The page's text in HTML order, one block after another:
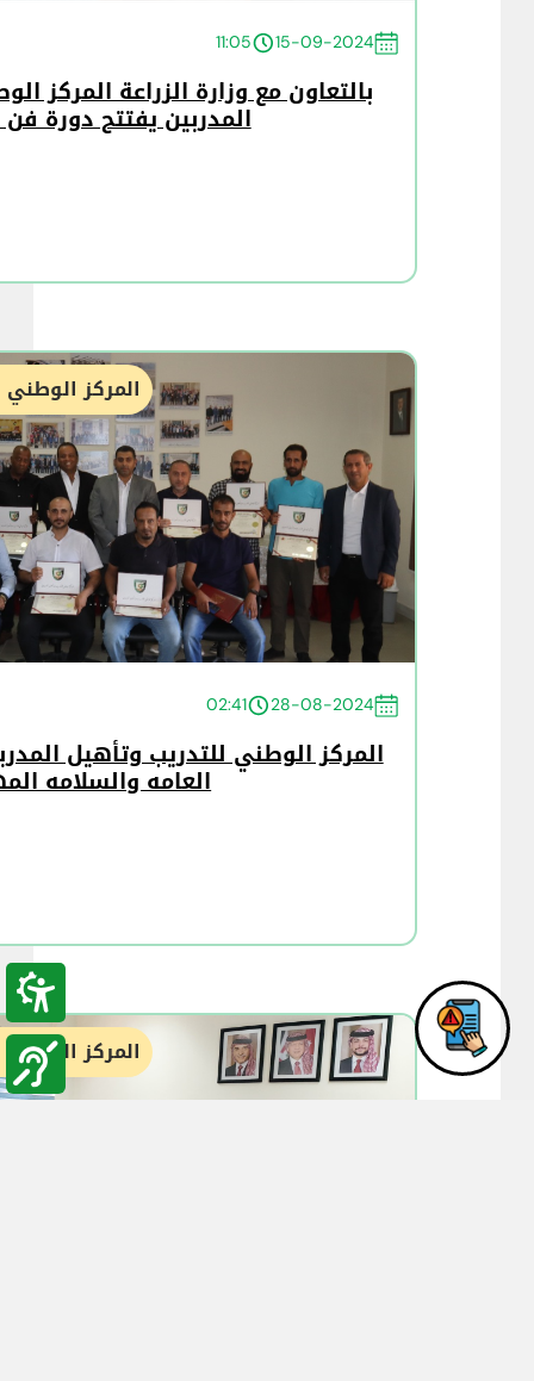
15-09-2024
11:05
بالتعاون مع وزارة الزراعة المركز
المدربين يفتتح دورة فن
المركز
28-08-2024
02:41
المركز الوطني للتدريب وتأهيل
العامه والسلامه
المركز